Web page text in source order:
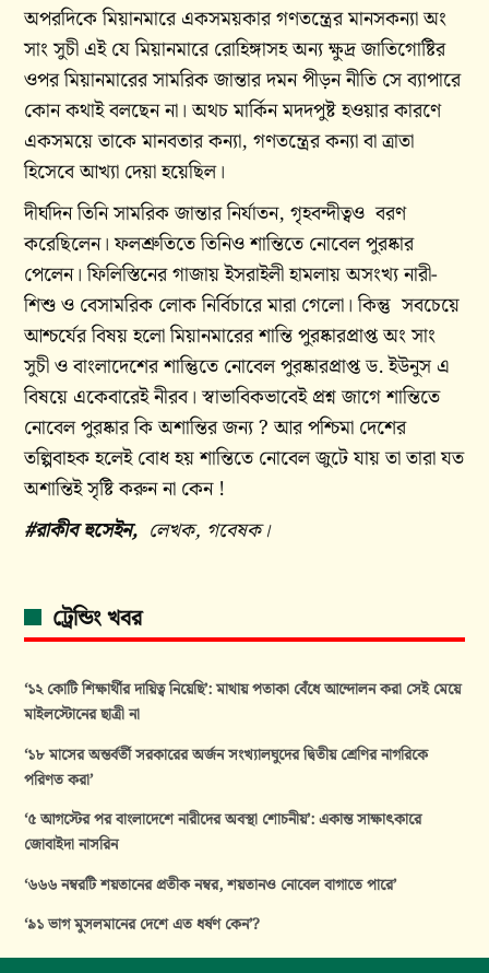
অপরদিকে মিয়ানমারে একসময়কার গণতন্ত্রের মানসকন্যা অং
সাং সুচী এই যে মিয়ানমারে রোহিঙ্গাসহ অন্য ক্ষুদ্র জাতিগোষ্টির
ওপর মিয়ানমারের সামরিক জান্তার দমন পীড়ন নীতি সে ব্যাপারে
কোন কথাই বলছেন না। অথচ মার্কিন মদদপুষ্ট হওয়ার কারণে
একসময়ে তাকে মানবতার কন্যা, গণতন্ত্রের কন্যা বা ত্রাতা
হিসেবে আখ্যা দেয়া হয়েছিল।
দীর্ঘদিন তিনি সামরিক জান্তার নির্যাতন, গৃহবন্দীত্বও বরণ
করেছিলেন। ফলশ্রুতিতে তিনিও শান্তিতে নোবেল পুরষ্কার
পেলেন। ফিলিস্তিনের গাজায় ইসরাইলী হামলায় অসংখ্য নারী-
শিশু ও বেসামরিক লোক নির্বিচারে মারা গেলো। কিন্তু সবচেয়ে
আশ্চর্যের বিষয় হলো মিয়ানমারের শান্তি পুরষ্কারপ্রাপ্ত অং সাং
সুচী ও বাংলাদেশের শান্তিুতে নোবেল পুরষ্কারপ্রাপ্ত ড. ইউনুস এ
বিষয়ে একেবারেই নীরব। স্বাভাবিকভাবেই প্রশ্ন জাগে শান্তিতে
নোবেল পুরষ্কার কি অশান্তির জন্য ? আর পশ্চিমা দেশের
তল্পিবাহক হলেই বোধ হয় শান্তিতে নোবেল জুটে যায় তা তারা যত
অশান্তিই সৃষ্টি করুন না কেন !
#রাকীব হুসেইন, লেখক, গবেষক।
ট্রেন্ডিং খবর
‘১২ কোটি শিক্ষার্থীর দায়িত্ব নিয়েছি’: মাথায় পতাকা বেঁধে আন্দোলন করা সেই মেয়ে
মাইলস্টোনের ছাত্রী না
‘১৮ মাসের অন্তর্বর্তী সরকারের অর্জন সংখ্যালঘুদের দ্বিতীয় শ্রেণির নাগরিকে
পরিণত করা’
‘৫ আগস্টের পর বাংলাদেশে নারীদের অবস্থা শোচনীয়’: একান্ত সাক্ষাৎকারে
জোবাইদা নাসরিন
‘৬৬৬ নম্বরটি শয়তানের প্রতীক নম্বর, শয়তানও নোবেল বাগাতে পারে’
‘৯১ ভাগ মুসলমানের দেশে এত ধর্ষণ কেন’?